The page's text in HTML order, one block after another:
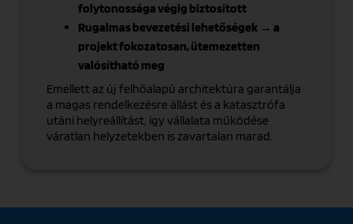
folytonossága végig biztosított
Rugalmas bevezetési lehetőségek → a
projekt fokozatosan, ütemezetten
valósítható meg
Emellett az új felhőalapú architektúra garantálja
a magas rendelkezésre állást és a katasztrófa
utáni helyreállítást, így vállalata működése
váratlan helyzetekben is zavartalan marad.